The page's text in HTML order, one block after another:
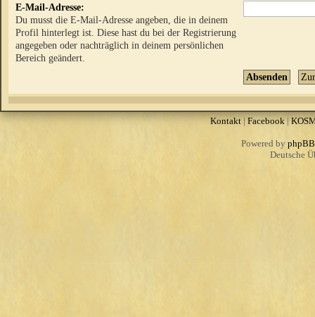
E-Mail-Adresse:
Du musst die E-Mail-Adresse angeben, die in deinem
Profil hinterlegt ist. Diese hast du bei der Registrierung
angegeben oder nachträglich in deinem persönlichen
Bereich geändert.
Kontakt| Facebook |
Powered by phpBB
Deutsche